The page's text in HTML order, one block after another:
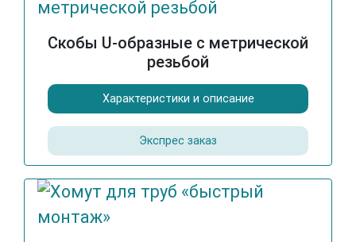
Скобы U-образные с метрической
резьбой
Характеристики и описание
Экспрес заказ